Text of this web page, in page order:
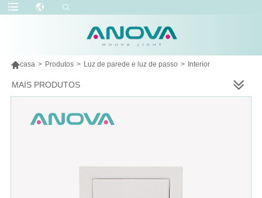
casa > Produtos > Luz de parede e luz de passo > Interior
MAIS PRODUTOS